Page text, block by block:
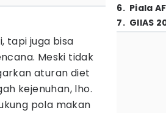
tapi juga bisa
Meski tidak
aturan diet
kejenuhan, lho.
pola makan
6. Piala
7. GIIAS